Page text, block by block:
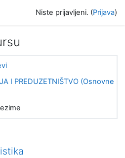
Niste prijavljeni. (Prijava)
I PREDUZETNIŠTVO (Osnovne